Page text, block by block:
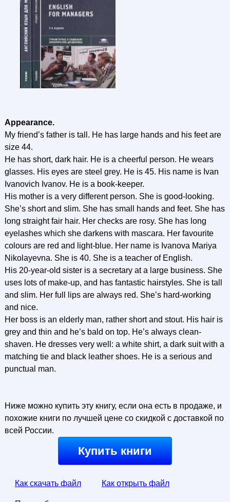
Appearance.
My friend’s father is tall. He has large hands and his feet are
size 44.
He has short, dark hair. He is a cheerful person. He wears
glasses. His eyes are steel grey. He is 45. His name is Ivan
Ivanovich Ivanov. He is a book-keeper.
His mother is a very different person. She is good-looking.
She’s short and slim. She has small hands and feet. She has
long straight fair hair. Her checks are rosy. She has long
eyelashes which she darkens with mascara. Her favourite
colours are red and light-blue. Her name is Ivanova Mariya
Nikolayevna. She is 40. She is a teacher of English.
His 20-year-old sister is a secretary at a large business. She
uses lots of make-up, and has fantastic hairstyles. She is tall
and slim. Her full lips are always red. She’s hard-working
and nice.
Her boss is an elderly man, rather short and stout. His hair is
grey and thin and he’s bald on top. He’s always clean-
shaven. He dresses very well: a white shirt, a dark suit with a
matching tie and black leather shoes. He is a serious and
punctual man.
Ниже можно купить эту книгу, если она есть в продаже, и
похожие книги по лучшей цене со скидкой с доставкой по
всей России.
Купить книги
Как скачать файл Как открыть файл